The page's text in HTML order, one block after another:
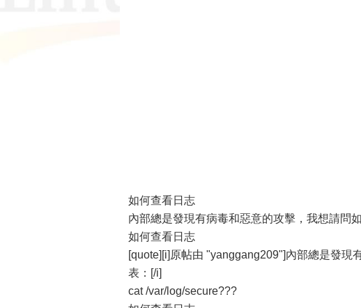
如何查看日志
內部總是發現有病毒和惡意的攻擊，我想請問
如何查看日志
[quote][i]原帖由 "yanggang209"]內部總是發現
表：[/i]
cat /var/log/secure???